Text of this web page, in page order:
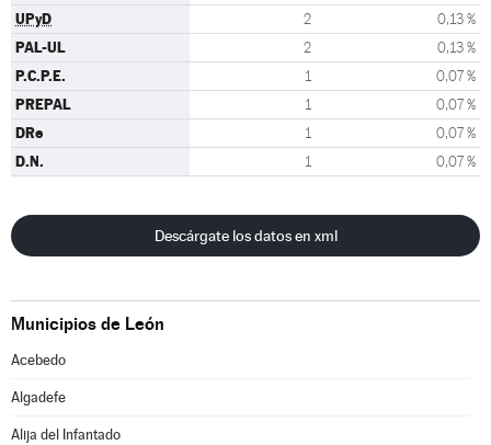
UPyD 2 0,13 %
PAL-UL 2 0,13 %
P.C.P.E. 1 0,07 %
PREPAL 1 0,07 %
DRe 1 0,07 %
D.N. 1 0,07 %
Descárgate los datos en xml
Municipios de León
Acebedo
Algadefe
Alija del Infantado